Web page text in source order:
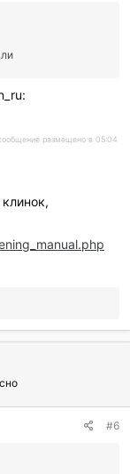
размещено в 05:04
#6